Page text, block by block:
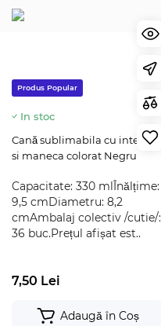
Produs Popular
In stoc
Cană sublimabila cu interior
si maneca colorat Negru
Capacitate: 330 mlÎnălțime:
9,5 cmDiametru: 8,2
cmAmbalaj colectiv /cutie/:
36 buc.Prețul afișat est..
7,50 Lei
Adaugă în Coș